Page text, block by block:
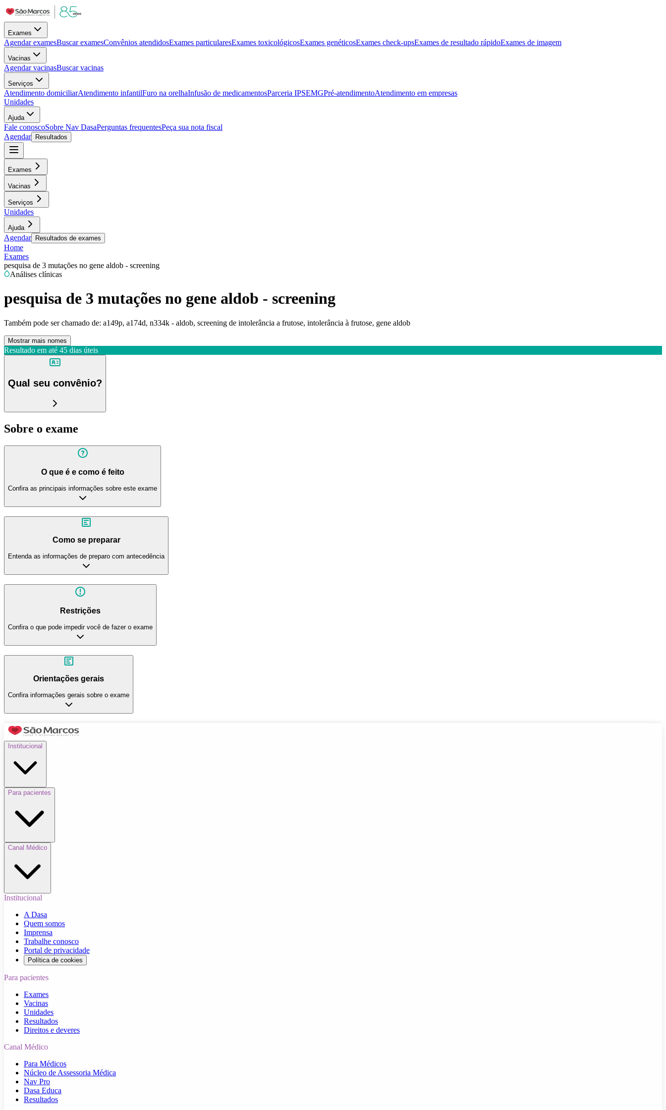
Exames
Agendar examesBuscar examesConvênios atendidosExames particularesExames toxicológicosExames genéticosExames check-upsExames de resultado rápidoExames de imagem
Vacinas
Agendar vacinasBuscar vacinas
Serviços
Atendimento domiciliarAtendimento infantilFuro na orelhaInfusão de medicamentosParceria IPSEMGPré-atendimentoAtendimento em empresas
Unidades
Ajuda
Fale conoscoSobre Nav DasaPerguntas frequentesPeça sua nota fiscal
Agendar
Resultados
Exames
Vacinas
Serviços
Unidades
Ajuda
Agendar Resultados de exames
Home
Exames
pesquisa de 3 mutações no gene aldob - screening
Análises clínicas
pesquisa de 3 mutações no gene aldob - screening
Também pode ser chamado de: a149p, a174d, n334k - aldob, screening de intolerância a frutose, intolerância à frutose, gene aldob
Mostrar mais nomes
Resultado em até 45 dias úteis
Qual seu convênio?
Sobre o exame
O que é e como é feito
Confira as principais informações sobre este exame
Como se preparar
Entenda as informações de preparo com antecedência
Restrições
Confira o que pode impedir você de fazer o exame
Orientações gerais
Confira informações gerais sobre o exame
Institucional
Para pacientes
Canal Médico
Institucional
A Dasa
Quem somos
Imprensa
Trabalhe conosco
Portal de privacidade
Política de cookies
Para pacientes
Exames
Vacinas
Unidades
Resultados
Direitos e deveres
Canal Médico
Para Médicos
Núcleo de Assessoria Médica
Nav Pro
Dasa Educa
Resultados